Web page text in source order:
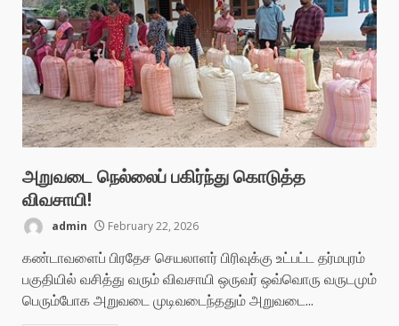
அறுவடை நெல்லைப் பகிர்ந்து கொடுத்த
விவசாயி!
admin February 22, 2026
கண்டாவளைப் பிரதேச செயலாளர் பிரிவுக்கு உட்பட்ட தர்மபுரம்
பகுதியில் வசித்து வரும் விவசாயி ஒருவர் ஒவ்வொரு வருடமும்
பெரும்போக அறுவடை முடிவடைந்ததும் அறுவடை...